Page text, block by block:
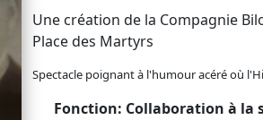
Une création de la Compagnie
Place des Martyrs
Spectacle poignant à l'humour acéré où
Fonction: Collaboration à la